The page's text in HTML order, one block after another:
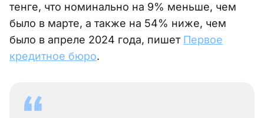
тенге, что номинально на 9% меньше, чем
было в марте, а также на 54% ниже, чем
было в апреле 2024 года, пишет Первое
кредитное бюро.